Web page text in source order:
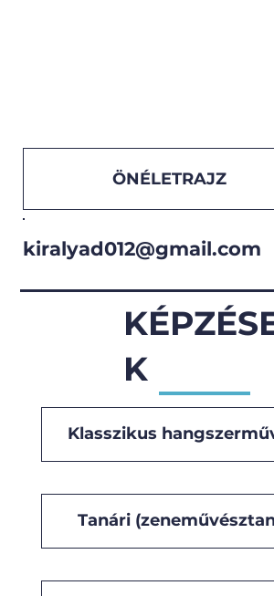
ÖNÉLETRAJZ
kiralyad012@gmail.com
K
Klasszikus
Tanári